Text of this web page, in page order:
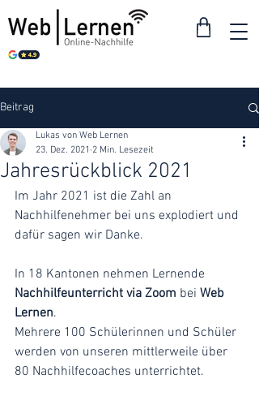
Beitrag
Jahresrückblick 2021
Lukas von Web Lernen
23. Dez. 2021 2 Min. Lesezeit
Im Jahr 2021 ist die Zahl an
Nachhilfenehmer bei uns explodiert und
dafür sagen wir Danke.
In 18 Kantonen nehmen Lernende
Nachhilfeunterricht via Zoom bei Web
Lernen.
Mehrere 100 Schülerinnen und Schüler
werden von unseren mittlerweile über
80 Nachhilfecoaches unterrichtet.